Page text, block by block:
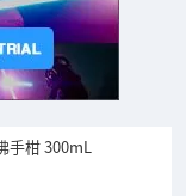
手柑 300mL